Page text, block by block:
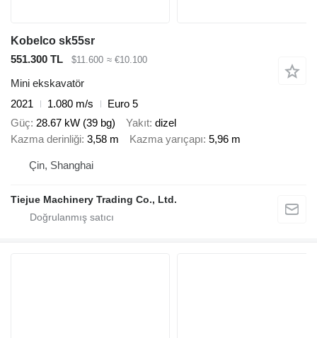
Kobelco sk55sr
551.300 TL
$11.600 ≈ €10.100
Mini ekskavatör
2021
1.080 m/s
Euro 5
Güç 28.67 kW (39 bg) Yakıt dizel
Kazma derinliği 3,58 m Kazma yarıçapı 5,96 m
Çin, Shanghai
Tiejue Machinery Trading Co., Ltd.